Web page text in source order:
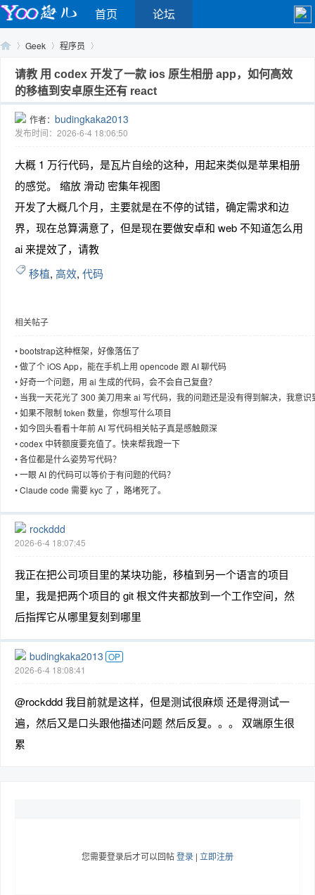
首页 论坛
Yo›
Geek
›
程序员
›
请教 用 codex 开发了一款 ios 原生相册 app，如何高效
的移植到安卓原生还有 react
作者： budingkaka2013
发布时间：2026-6-4 18:06:50
大概 1 万行代码，是瓦片自绘的这种，用起来类似是苹果相册
的感觉。 缩放 滑动 密集年视图
开发了大概几个月，主要就是在不停的试错，确定需求和边
界，现在总算满意了，但是现在要做安卓和 web 不知道怎么用
ai 来提效了，请教
移植, 高效, 代码
相关帖子
•bootstrap这种框架，好像落伍了
•做了个 iOS App，能在手机上用 opencode 跟 AI 聊代码
•好奇一个问题，用 ai 生成的代码，会不会自己复盘？
• 当我一天花光了 300 美刀用来 ai 写代码，我的问题还是没有得到解决，我意识
ai 只有在辅佐没有思想
•如果不限制 token 数量，你想写什么项目
•如今回头看看十年前 AI 写代码相关帖子真是感触颇深
•codex 中转额度要充值了。快来帮我蹬一下
•各位都是什么姿势写代码？
•一眼 AI 的代码可以等价于有问题的代码？
•Claude code 需要 kyc 了 ，路堵死了。
rockddd
2026-6-4 18:07:45
我正在把公司项目里的某块功能，移植到另一个语言的项目
里，我是把两个项目的 git 根文件夹都放到一个工作空间，然
后指挥它从哪里复刻到哪里
budingkaka2013 OP
2026-6-4 18:08:41
@rockddd 我目前就是这样，但是测试很麻烦 还是得测试一
遍，然后又是口头跟他描述问题 然后反复。。。 双端原生很
累
您需要登录后才可以回帖登录 | 立即注册